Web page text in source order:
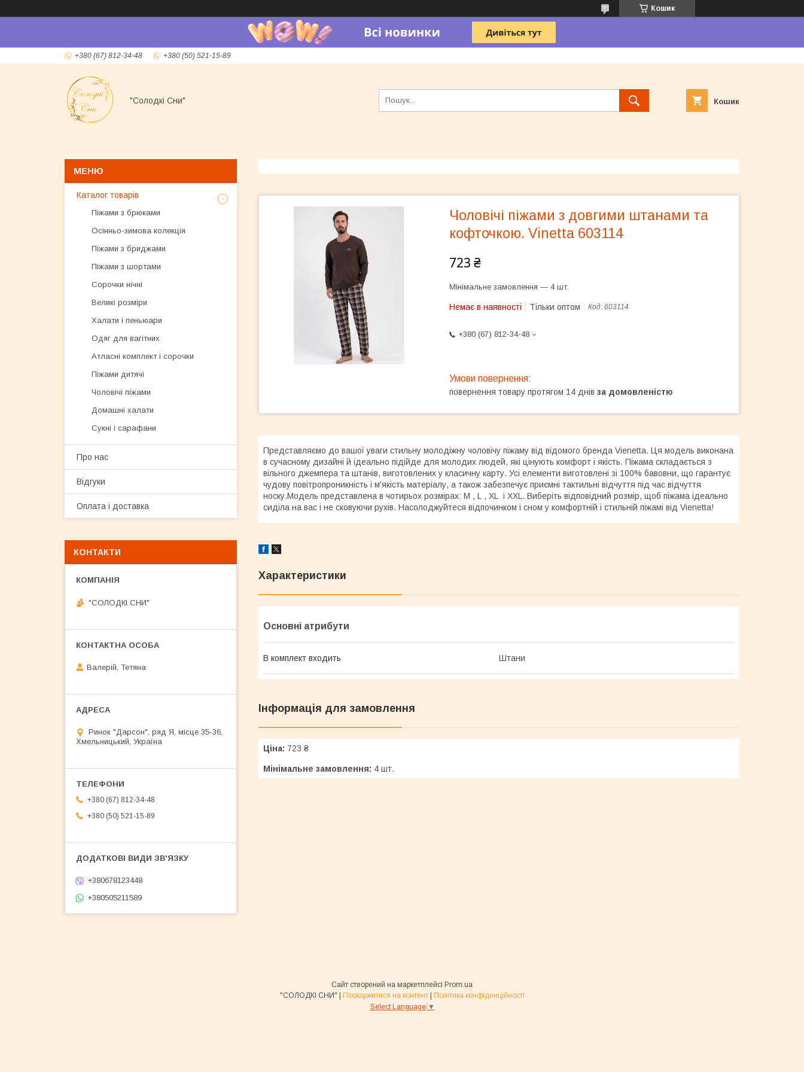
Кошик
+380 (67) 812-34-48 +380 (50) 521-15-89
"Солодкі Сни" Кошик
Чоловічі піжами з довгими штанами та
кофточкою. Vinetta 603114
723 ₴
Мінімальне замовлення — 4 шт.
Немає в наявності Тільки оптом Код: 603114
+380 (67) 812-34-48
повернення товару протягом 14 днів за домовленістю
Представляємо до вашої уваги стильну молодіжну чоловічу піжаму від відомого бренда Vienetta. Ця модель виконана
в сучасному дизайні й ідеально підійде для молодих людей, які цінують комфорт і якість. Піжама складається з
вільного джемпера та штанів, виготовлених у класичну карту. Усі елементи виготовлені зі 100% бавовни, що гарантує
чудову повітропроникність і м'якість матеріалу, а також забезпечує приємні тактильні відчуття під час відчуття
носку.Модель представлена в чотирьох розмірах: M , L , XL і XXL. Виберіть відповідний розмір, щоб піжама ідеально
сиділа на вас і не сковуючи рухів. Насолоджуйтеся відпочинком і сном у комфортній і стильній піжамі від Vienetta!
Характеристики
Основні атрибути
В комплект входить Штани
Інформація для замовлення
Ціна: 723 ₴
Мінімальне замовлення: 4 шт.
Каталог товарів
Піжами з брюками
Осінньо-зимова колекція
Піжами з бриджами
Піжами з шортами
Сорочки нічні
Великі розміри
Халати і пеньюари
Одяг для вагітних
Атласні комплект і сорочки
Піжами дитячі
Чоловічі піжами
Домашні халати
Сукні і сарафани
Про нас
Відгуки
Оплата і доставка
КОНТАКТИ
"СОЛОДКІ СНИ"
Валерій, Тетяна
Ринок "Дарсон", ряд Я, місце 35-36,
Хмельницький, Україна
+380 (67) 812-34-48
+380 (50) 521-15-89
+380678123448
+380505211589
Сайт створений на маркетплейсі Prom.ua
Поскаржитися на контент
Політика конфіденційності
Select Language ▼